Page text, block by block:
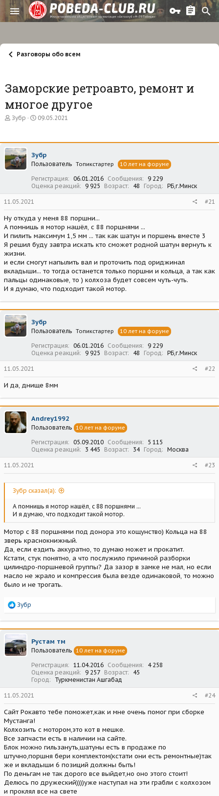
Разговоры обо всем
Заморские ретроавто, ремонт и
многое другое
А
о
р
т
е
Зубр
Д
а
а
ч
л
а
09.05.2021
Зубр
Пользователь Топикстартер 10 лет на форуме
Регистрация 06.01.2016 Сообщения
9 229
Оценка реакций
9 925 Возраст 48 Город РБ,г.Минск
11.05.2021 #21
Ну откуда у меня 88 поршни...
А помнишь я мотор нашёл, с 88 поршнями ...
И пилить максимум 1,5 мм ... так как шатун и поршень вместе 3
Я решил буду завтра искать кто сможет родной шатун вернуть к
жизни.
и если смогут напылить вал и проточить под ориджинал
вкладыши... то тогда останется только поршни и кольца, а так как
пальцы одинаковые, то ) колхоза будет совсем чуть-чуть.
И я думаю, что подходит такой мотор.
Зубр
Пользователь Топикстартер 10 лет на форуме
Регистрация 06.01.2016 Сообщения
9 229
Оценка реакций
9 925 Возраст 48 Город РБ,г.Минск
11.05.2021 #22
И да, днище 8мм
Andrey1992
Пользователь 10 лет на форуме
Регистрация 05.09.2010 Сообщения
5 115
Оценка реакций
3 445 Возраст 34 Город Москва
11.05.2021 #23
Зубр сказал(а):
А помнишь я мотор нашёл, с 88 поршнями ...
И я думаю, что подходит такой мотор.
Мотор с 88 поршнями под донора это кощунство) Кольца на 88
зверь краснокнижный.
Да, если ездить аккуратно, то думаю может и прокатит.
Кстати, стук понятно, а что послужило причиной разборки
цилиндро-поршневой группы? Да зазор в замке не мал, но если
масло не жрало и компрессия была везде одинаковой, то можно
было и не трогать.
Р
а
к
ц
и
и
Зубр
Рустам тм
Пользователь 10 лет на форуме
Регистрация 11.04.2016 Сообщения
4 258
Оценка реакций
9 257 Возраст
45
Город
Туркменистан Ашгабад
11.05.2021 #24
Сайт Рокавто тебе поможет,как и мне очень помог при сборке
Мустанга!
Колхозить с мотором,это кот в мешке.
Все запчасти есть в наличии на сайте.
Блок можно гильзануть,шатуны есть в продаже по
штучно,поршня бери комплектом(кстати они есть ремонтные)так
же и вкладыши 6 позиций должны быть!
По деньгам не так дорого все выйдет,но оно этого стоит!
Делюсь по дружеский))))уже наступал на эти грабли с колхозом
и проклял все на свете